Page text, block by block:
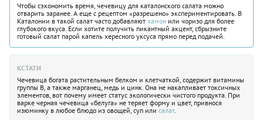
Чтобы сэкономить время, чечевицу для каталонского салата можно
отварить заранее. А еще с рецептом «разрешено» экспериментировать. В
Каталонии в такой салат часто добавляют хамон или чоризо для более
глубокого вкуса. Если хотите получить пикантный акцент, сбрызните
готовый салат парой капель хересного уксуса прямо перед подачей.
КСТАТИ
Чечевица богата растительным белком и клетчаткой, содержит витамины
группы В, а также марганец, медь и цинк. Она не накапливает токсичных
элементов, вот почему имеет статус экологически чистого продукта. При
варке черная чечевица «белуга» не теряет форму и цвет, привнося
изюминку в любое блюдо из овощей, суп или салат.